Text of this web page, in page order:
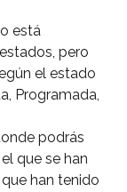
está
pero
el estado
Programada,
podrás
que se han
han tenido